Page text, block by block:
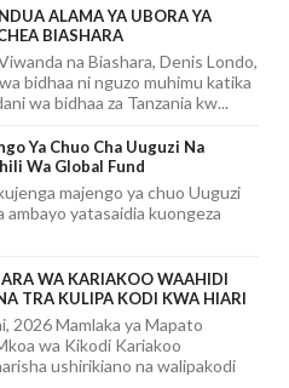
ALAMA YA UBORA YA
BIASHARA
na Biashara, Denis Londo,
bidhaa ni nguzo muhimu katika
wa bidhaa za Tanzania kw...
Ya Chuo Cha Uuguzi Na
Wa Global Fund
majengo ya chuo Uuguzi
ambayo yatasaidia kuongeza
WA KARIAKOO WAAHIDI
TRA KULIPA KODI KWA HIARI
2026 Mamlaka ya Mapato
wa Kikodi Kariakoo
ushirikiano na walipakodi